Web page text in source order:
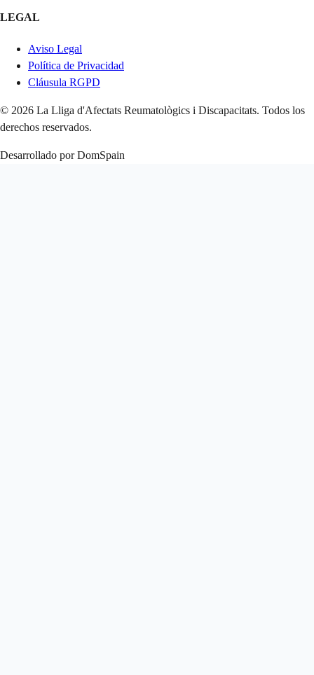
LEGAL
Aviso Legal
Política de Privacidad
Cláusula RGPD
© 2026 La Lliga d'Afectats Reumatològics i Discapacitats. Todos los
derechos reservados.
Desarrollado por DomSpain